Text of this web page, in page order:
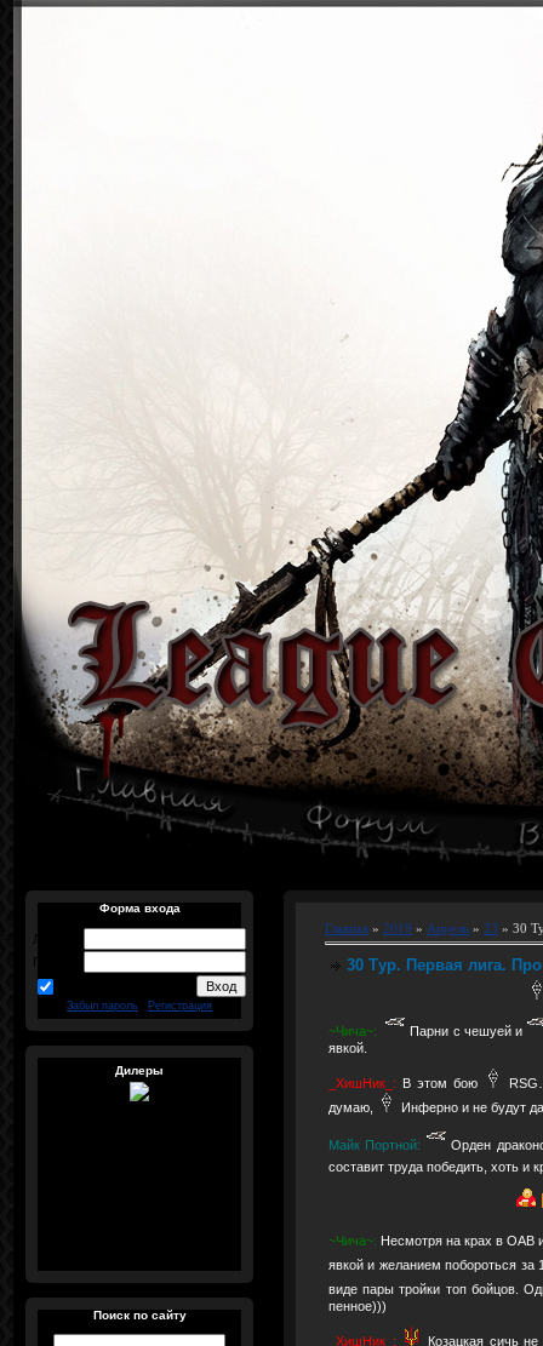
Форма входа
Логин:
Пароль:
Забыл пароль Регистрация
Дилеры
Поиск по сайту
Главная » 2019 » Апрель » 23 » 30
30 Тур. Первая лига.
~Чича~:
Парни с чешуей и
явкой.
_ХишНик_: В этом бою
думаю,
Инферно и не будут
Майк Портной:
Орден
составит труда победить, хоть и
~Чича~: Несмотря на крах в ОАВ
явкой и желанием побороться за
виде пары тройки топ бойцов.
пенное)))
_ХишНик_:
Козацкая сичь